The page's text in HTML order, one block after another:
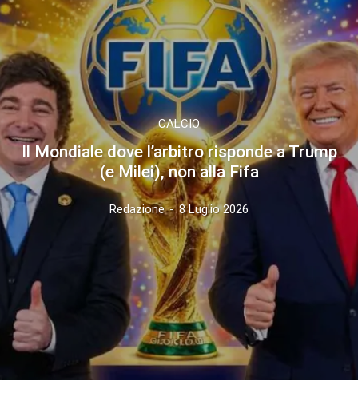
CALCIO
Il Mondiale dove l’arbitro risponde a Trump
(e Milei), non alla Fifa
Redazione - 8 Luglio 2026